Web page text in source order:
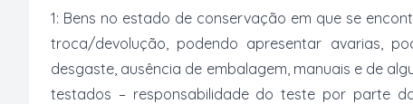
1: Bens no estado de conservação em que se
troca/devolução, podendo apresentar avarias,
desgaste, ausência de embalagem, manuais e de
testados – responsabilidade do teste por parte